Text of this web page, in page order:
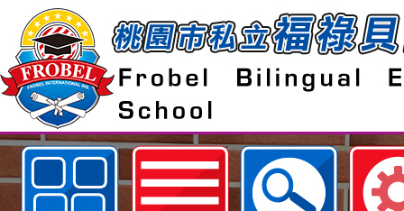
歡迎參觀：相簿分類：體育與多元